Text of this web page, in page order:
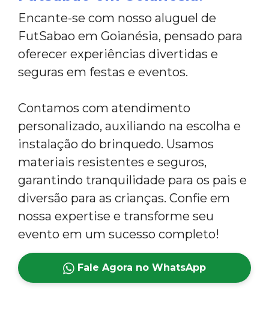
Encante-se com nosso aluguel de
FutSabao em Goianésia, pensado para
oferecer experiências divertidas e
seguras em festas e eventos.
Contamos com atendimento
personalizado, auxiliando na escolha e
instalação do brinquedo. Usamos
materiais resistentes e seguros,
garantindo tranquilidade para os pais e
diversão para as crianças. Confie em
nossa expertise e transforme seu
evento em um sucesso completo!
Fale Agora no WhatsApp